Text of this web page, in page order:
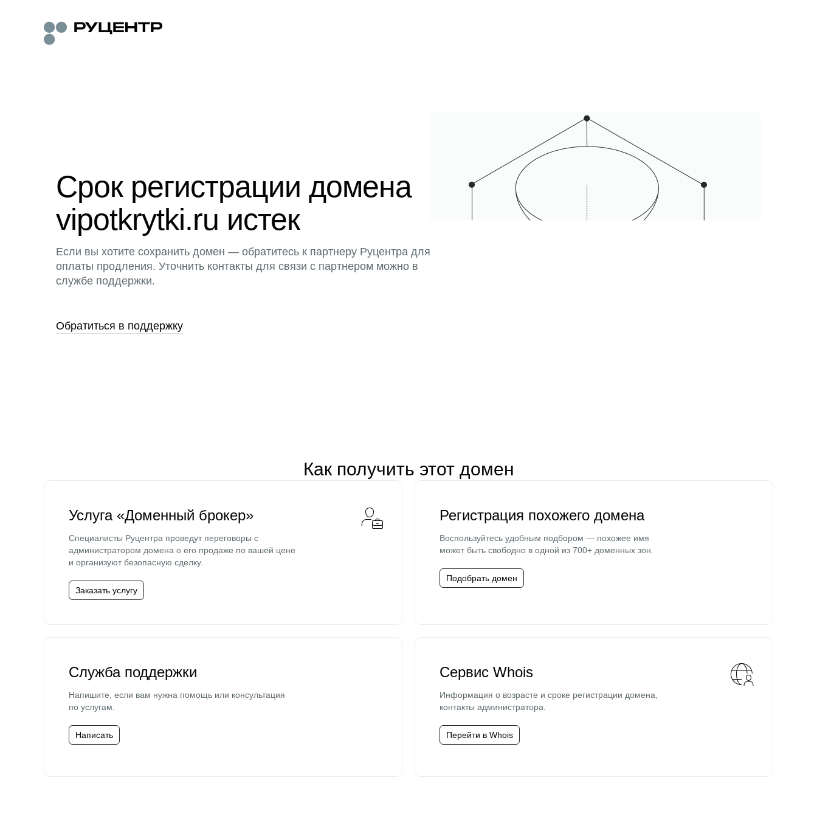
Срок регистрации домена
vipotkrytki.ru истек
Если вы хотите сохранить домен — обратитесь к партнеру Руцентра для
оплаты продления. Уточнить контакты для связи с партнером можно в
службе поддержки.
Обратиться в поддержку
Как получить этот домен
Услуга «Доменный брокер»
Специалисты Руцентра проведут переговоры с
администратором домена о его продаже по вашей цене
и организуют безопасную сделку.
Заказать услугу
Регистрация похожего домена
Воспользуйтесь удобным подбором — похожее имя
может быть свободно в одной из 700+ доменных зон.
Подобрать домен
Служба поддержки
Напишите, если вам нужна помощь или консультация
по услугам.
Написать
Сервис Whois
Информация о возрасте и сроке регистрации домена,
контакты администратора.
Перейти в Whois